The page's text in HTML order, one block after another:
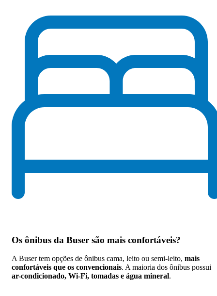
Os ônibus da Buser são mais confortáveis?
A Buser tem opções de ônibus cama, leito ou semi-leito, mais
confortáveis que os convencionais. A maioria dos ônibus possui
ar-condicionado, Wi-Fi, tomadas e água mineral.